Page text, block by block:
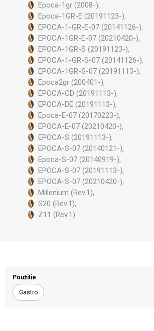
Použitie
Gastro
Epoca-1gr (2008-),
Epoca-1GR-E (20191123-),
EPOCA-1-GR-E-07 (20141126-),
EPOCA-1GR-E-07 (20210420-),
EPOCA-1GR-S (20191123-),
EPOCA-1-GR-S-07 (20141126-),
EPOCA-1GR-S-07 (20191113-),
Epoca2gr (200401-),
EPOCA-CD (20191113-),
EPOCA-DE (20191113-),
Epoca-E-07 (20170223-),
EPOCA-E-07 (20210420-),
EPOCA-S (20191113-),
EPOCA-S-07 (20140121-),
Epoca-S-07 (20140919-),
EPOCA-S-07 (20191113-),
EPOCA-S-07 (20210420-),
Millenium (Rev.1),
S20 (Rev.1),
Z11 (Rev.1)